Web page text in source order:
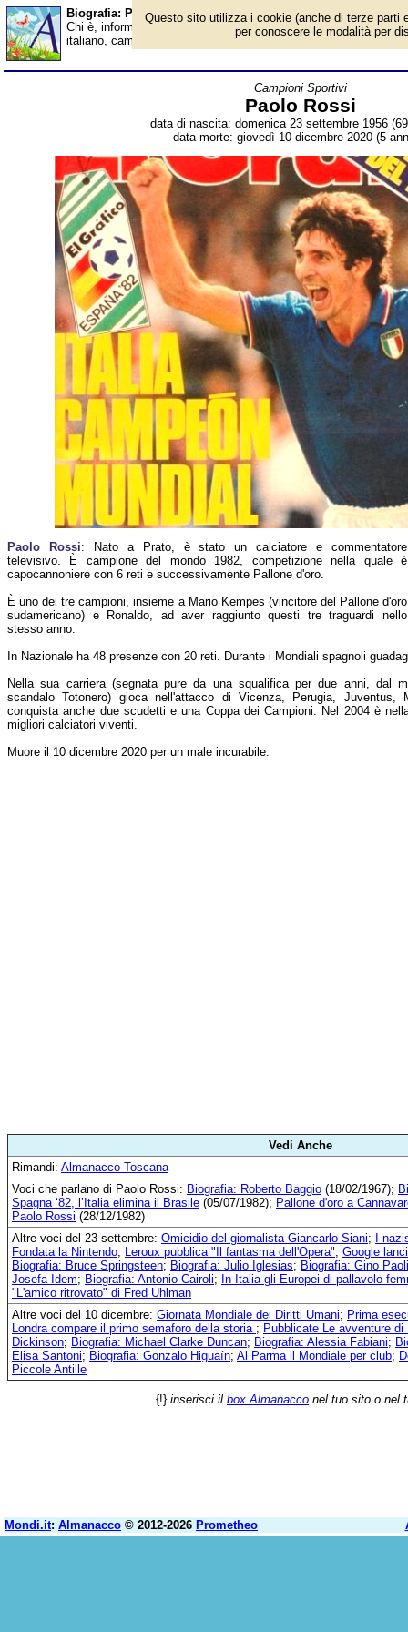
Biografia: Paolo Rossi - Almanacco
Chi è, informazioni, foto, qual è la data di nascita, dove è nato,
italiano, campione del mondo 1982, commentatore televisivo.
Campioni Sportivi
Paolo Rossi
data di nascita: domenica 23 settembre 1956
data morte: giovedì 10 dicembre 2020 (5
Paolo Rossi: Nato a Prato, è stato un calciatore e commentatore
televisivo. È campione del mondo 1982, competizione nella quale è
capocannoniere con 6 reti e successivamente Pallone d'oro.
È uno dei tre campioni, insieme a Mario Kempes (vincitore del Pallone d'oro
sudamericano) e Ronaldo, ad aver raggiunto questi tre traguardi nello
stesso anno.
In Nazionale ha 48 presenze con 20 reti. Durante i Mondiali spagnoli
Nella sua carriera (segnata pure da una squalifica per due anni, dal
scandalo Totonero) gioca nell'attacco di Vicenza, Perugia, Juventus,
conquista anche due scudetti e una Coppa dei Campioni. Nel 2004 è
migliori calciatori viventi.
Muore il 10 dicembre 2020 per un male incurabile.
Vedi Anche
Rimandi: Almanacco Toscana
Voci che parlano di Paolo Rossi: Biografia: Roberto Baggio (18/02/1967);
Spagna ‘82, l’Italia elimina il Brasile (05/07/1982); Pallone d'oro a
Paolo Rossi (28/12/1982)
Altre voci del 23 settembre: Omicidio del giornalista Giancarlo Siani;
I
Fondata la Nintendo; Leroux pubblica "Il fantasma dell'Opera"; Google
Biografia: Bruce Springsteen; Biografia: Julio Iglesias; Biografia: Gino Paoli
Josefa Idem; Biografia: Antonio Cairoli; In Italia gli Europei di pallavolo
"L'amico ritrovato" di Fred Uhlman
Altre voci del 10 dicembre: Giornata Mondiale dei Diritti Umani; Prima
Londra compare il primo semaforo della storia ; Pubblicate Le avventure
Dickinson; Biografia: Michael Clarke Duncan; Biografia: Alessia Fabiani;
Elisa Santoni; Biografia: Gonzalo Higuaín; Al Parma il Mondiale per club;
Piccole Antille
{!} inserisci il box Almanacco nel tuo sito o nel
Mondi.it: Almanacco © 2012-2026 Prometheo
Questo sito utilizza i cookie (anche di terze parti
per conoscere le modalità per